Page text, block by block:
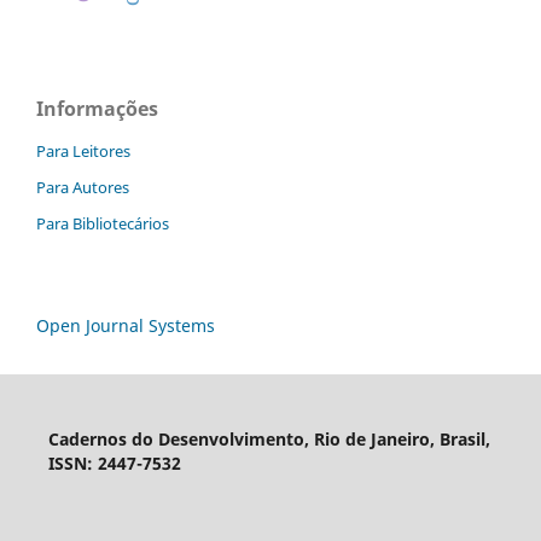
Informações
Para Leitores
Para Autores
Para Bibliotecários
Open Journal Systems
Cadernos do Desenvolvimento, Rio de Janeiro, Brasil,
ISSN: 2447-7532